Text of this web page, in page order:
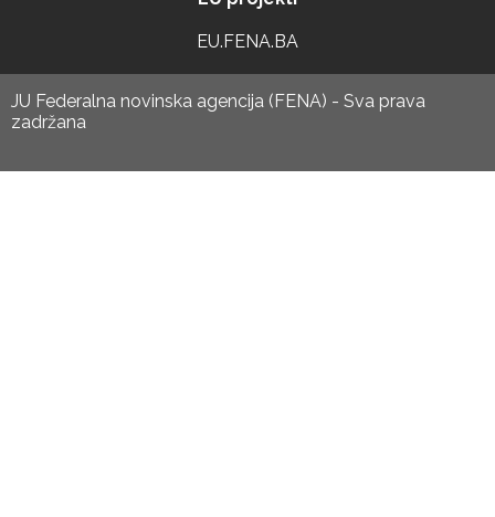
EU.FENA.BA
JU Federalna novinska agencija (FENA) - Sva prava
zadržana